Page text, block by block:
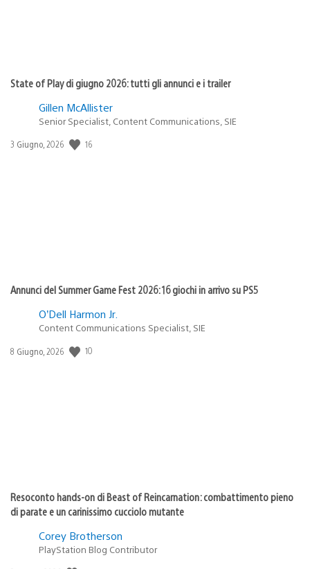
State of Play di giugno 2026: tutti gli annunci e i trailer
Gillen McAllister
Senior Specialist, Content Communications, SIE
Data
3 Giugno, 2026 16
Annunci del Summer Game Fest 2026: 16 giochi in arrivo su PS5
O’Dell Harmon Jr.
Content Communications Specialist, SIE
Data
8 Giugno, 2026 10
Resoconto hands-on di Beast of Reincarnation: combattimento pieno
di parate e un carinissimo cucciolo mutante
Corey Brotherson
PlayStation Blog Contributor